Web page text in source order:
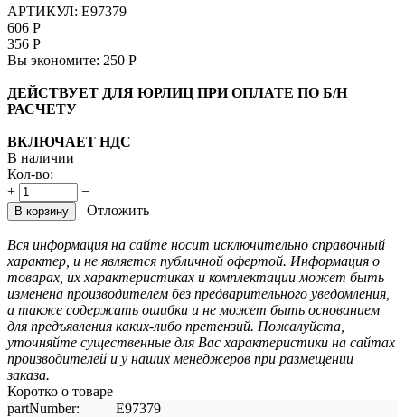
АРТИКУЛ: E97379
606 Р
356 Р
Вы экономите: 250 Р
ДЕЙСТВУЕТ ДЛЯ ЮРЛИЦ ПРИ ОПЛАТЕ ПО Б/Н
РАСЧЕТУ
ВКЛЮЧАЕТ НДС
В наличии
Кол-во:
+
−
В корзину Отложить
Вся информация на сайте носит исключительно справочный
характер, и не является публичной офертой. Информация о
товарах, их характеристиках и комплектации может быть
изменена производителем без предварительного уведомления,
а также содержать ошибки и не может быть основанием
для предъявления каких-либо претензий. Пожалуйста,
уточняйте существенные для Вас характеристики на сайтах
производителей и у наших менеджеров при размещении
заказа.
Коротко о товаре
partNumber:
E97379